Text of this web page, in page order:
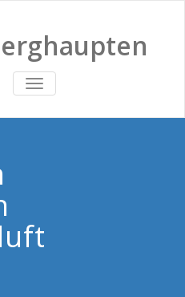
TOGGLE
NAVIGATION